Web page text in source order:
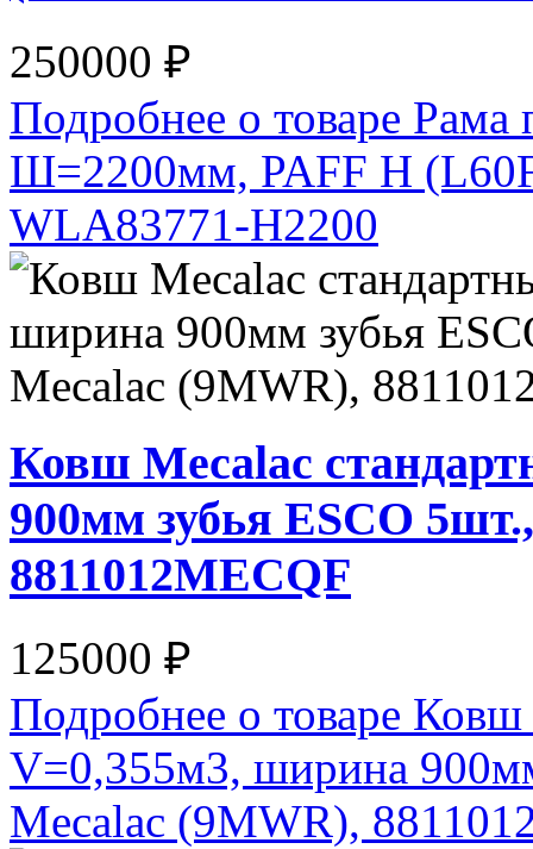
250000 ₽
Подробнее о товаре
Ш=2200мм, PAFF H
WLA83771-H2200
Ковш Mecalac
900мм зубья ESCO
8811012MECQF
125000 ₽
Подробнее о товаре
V=0,355м3, ширина
Mecalac (9MWR),